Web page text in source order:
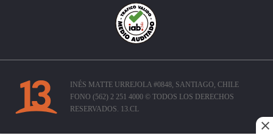
INÉS MATTE URREJOLA #0848, SANTIAGO, CHILE
FONO (562) 2 251 4000 © TODOS LOS DERECHOS
RESERVADOS. 13.CL